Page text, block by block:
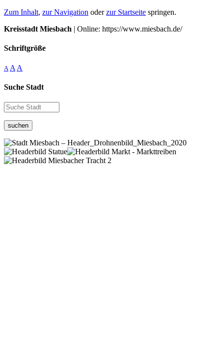
Zum Inhalt, zur Navigation oderzur Startseite springen.
Kreisstadt Miesbach | Online: https://www.miesbach.de/
Schriftgröße
A A A
Suche Stadt
suchen